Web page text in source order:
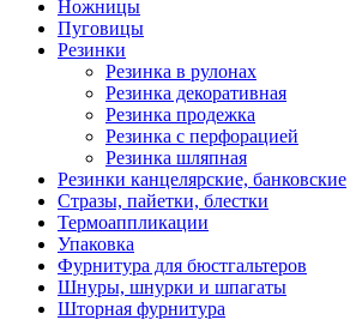
Ножницы
Пуговицы
Резинки
Резинка в рулонах
Резинка декоративная
Резинка продежка
Резинка с перфорацией
Резинка шляпная
Резинки канцелярские, банковские
Стразы, пайетки, блестки
Термоаппликации
Упаковка
Фурнитура для бюстгальтеров
Шнуры, шнурки и шпагаты
Шторная фурнитура